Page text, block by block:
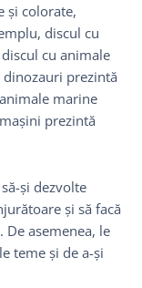
și colorate,
discul cu
cu animale
prezintă
marine
prezintă
și dezvolte
și să facă
asemenea, le
teme și de a-și